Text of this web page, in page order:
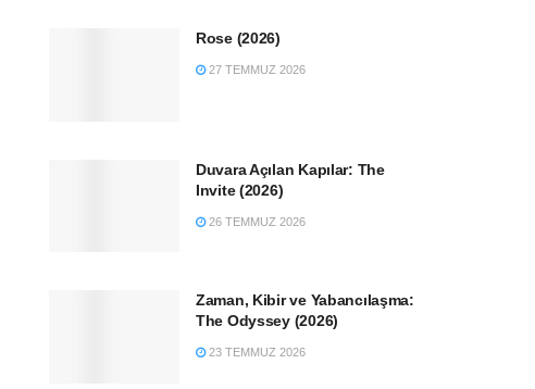
Rose (2026)
27 TEMMUZ 2026
Duvara Açılan Kapılar: The
Invite (2026)
26 TEMMUZ 2026
Zaman, Kibir ve Yabancılaşma:
The Odyssey (2026)
23 TEMMUZ 2026